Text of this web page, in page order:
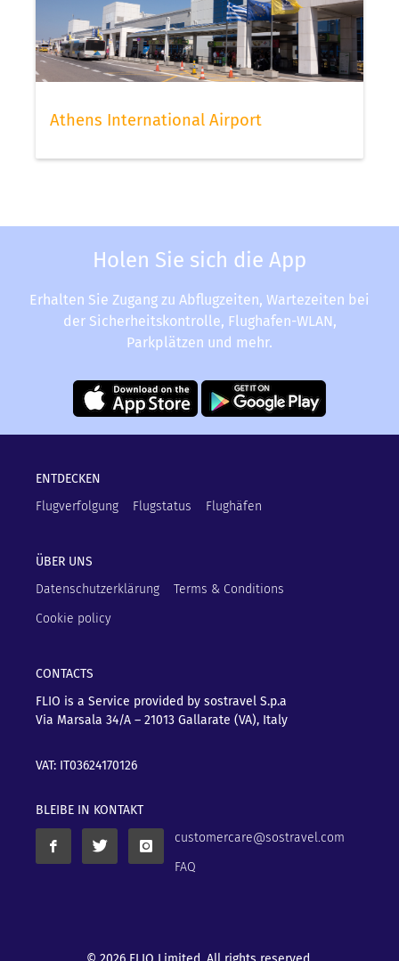
Athens International Airport
Holen Sie sich die App
Erhalten Sie Zugang zu Abflugzeiten, Wartezeiten bei
der Sicherheitskontrolle, Flughafen-WLAN,
Parkplätzen und mehr.
ENTDECKEN
Flugverfolgung
Flugstatus Flughäfen
ÜBER UNS
Datenschutzerklärung
Terms & Conditions
Cookie policy
CONTACTS
FLIO is a Service provided by sostravel S.p.a
Via Marsala 34/A – 21013 Gallarate (VA), Italy
VAT: IT03624170126
BLEIBE IN KONTAKT
customercare@sostravel.com
FAQ